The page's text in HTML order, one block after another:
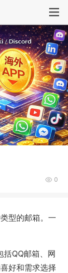
0
型的邮箱。一
括QQ邮箱、网
好和需求选择